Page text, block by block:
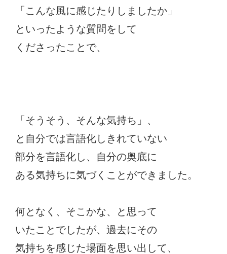
「こんな風に感じたりしましたか」
といったような質問をして
くださったことで、
「そうそう、そんな気持ち」、
と自分では言語化しきれていない
部分を言語化し、自分の奥底に
ある気持ちに気づくことができました。
何となく、そこかな、と思って
いたことでしたが、過去にその
気持ちを感じた場面を思い出して、